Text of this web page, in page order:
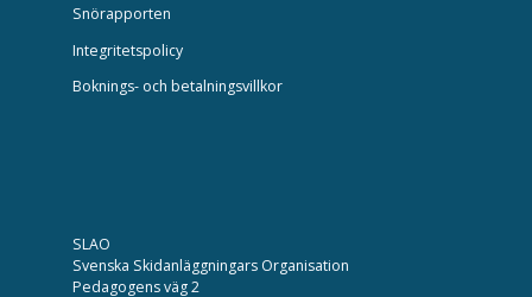
Snörapporten
Integritetspolicy
Boknings- och betalningsvillkor
SLAO
Svenska Skidanläggningars Organisation
Pedagogens väg 2